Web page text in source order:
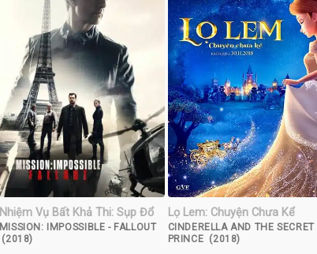
Nhiệm Vụ Bất Khả Thi: Sụp Đổ
MISSION: IMPOSSIBLE - FALLOUT
(2018)
Lọ Lem: Chuyện Chưa Kể
CINDERELLA AND THE SECRET
PRINCE (2018)